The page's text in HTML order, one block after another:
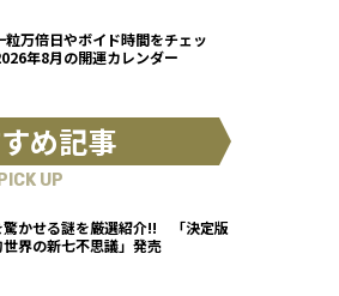
粒万倍日やボイド時間をチェッ
年8月の開運カレンダー
め記事
PICK UP
驚かせる謎を厳選紹介!! 「決定版
界の新七不思議」発売